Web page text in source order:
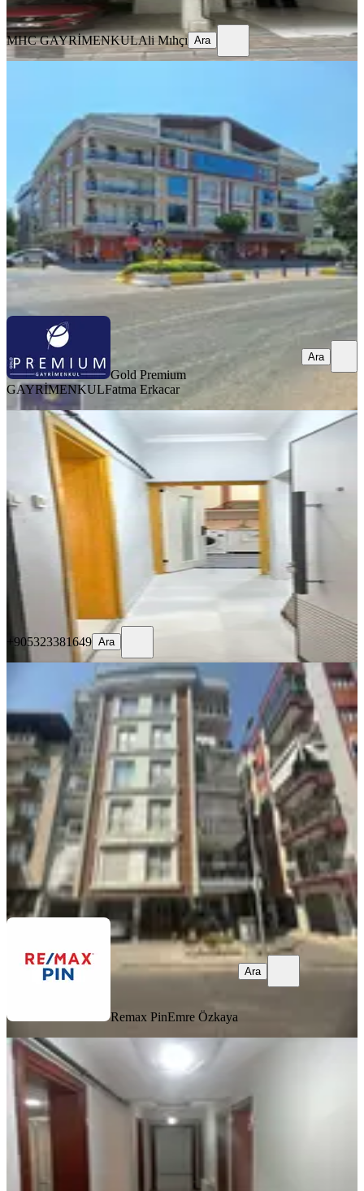
Ara
MHC GAYRİMENKULAli Mıhçı Ara
Efeler, Girne Mahallesi
5+1·300 m²· Çatı Katı·07.08.2026
50.000 ₺
Gold Premium GAYRİMENKULFatma Erkacar
Gold Premium
GAYRİMENKULFatma Erkacar
Ara
3+1 Kiralık Daire Aydın Efeler
Kurtuluş Mhlsnde
Efeler, Kurtuluş Mahallesi
3+1
110 m² Yüksek giriş·06.08.2026
22.500 ₺
+905323381649
Ara
+905323381649 Ara
Remax Pın Gayrimenkul'den Kiralık
3+1 Full Eşyalı Daire!
Efeler, Efeler Mahallesi
3+1·130 m²· ·06.08.2026
40.000 ₺
Remax Pin Emre Özkaya
Ara
Remax PinEmre Özkaya
Ara
YENİ
Memurdan 3+1 Kiralık Daire
Efeler, Ata Mahallesi
125 m²·2. Kat 06.08.2026